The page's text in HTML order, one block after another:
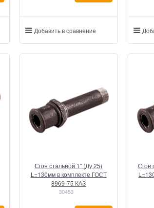
Добавить в сравнение
Сгон стальной 1" (Ду 25)
L=130мм в комплекте ГОСТ
8969-75 КАЗ
30453
Сгон